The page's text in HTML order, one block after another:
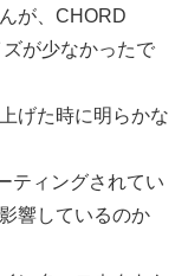
が、CHORD
が少なかったで
げた時に明らかな
ティングされてい
響しているのか